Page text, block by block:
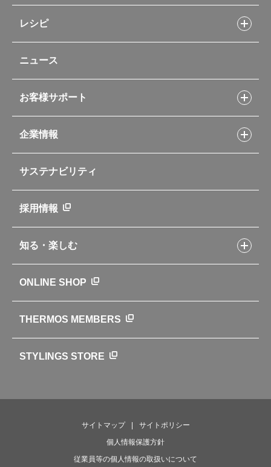
お弁当
キッチン用品
ポット・アイスペール
コーヒーメーカー
ソフトクーラー・バッグ
山専用ボトル
自転車専用ボトル
アパレル小物
業務用製品
新製品一覧
カタログ
レシピ
フライパンレシピ
シャトルシェフレシピ
スープジャーレシピ
イージースモーカーレシピ
レシピ本のご紹介
ニュース
お客様サポート
交換用部品の購入方法
部品の種類や販売状況を調べる
よくあるご質問・お問い合わせ
企業情報
企業理念
会社概要
ニュース
世界のサーモス
サーモスの歴史
サステナビリティ
採用情報
知る・楽しむ
クラブサーモス
WEBマガジン
お弁当にエールを込めて
ONLINE SHOP
THERMOS MEMBERS
STYLINGS STORE
サイトマップ
サイトポリシー
個人情報保護方針
従業員等の個人情報の取扱いについて